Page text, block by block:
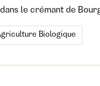
le crémant de
Biologique